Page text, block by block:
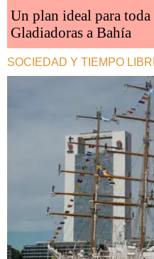
Un plan ideal para
Gladiadoras a Bahía
SOCIEDAD Y TIEMPO